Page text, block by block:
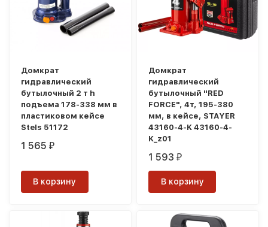
Домкрат
гидравлический
бутылочный 2 т h
подъема 178-338 мм в
пластиковом кейсе
Stels 51172
1 565₽
В корзину
Домкрат
гидравлический
бутылочный "RED
FORCE", 4т, 195-380
мм, в кейсе, STAYER
43160-4-K 43160-4-
K_z01
1 593₽
В корзину